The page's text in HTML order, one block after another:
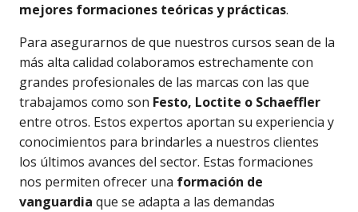
mejores formaciones teóricas y prácticas.
Para asegurarnos de que nuestros cursos sean de la
más alta calidad colaboramos estrechamente con
grandes profesionales de las marcas con las que
trabajamos como son Festo, Loctite o Schaeffler
entre otros. Estos expertos aportan su experiencia y
conocimientos para brindarles a nuestros clientes
los últimos avances del sector. Estas formaciones
nos permiten ofrecer una formación de
vanguardia que se adapta a las demandas